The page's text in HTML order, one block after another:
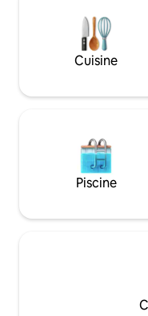
chambres récemment
équipées d'un sèche-
d'une salle de bain
télévision intelligente
fort et d'un micro-
Cuisine
Piscine